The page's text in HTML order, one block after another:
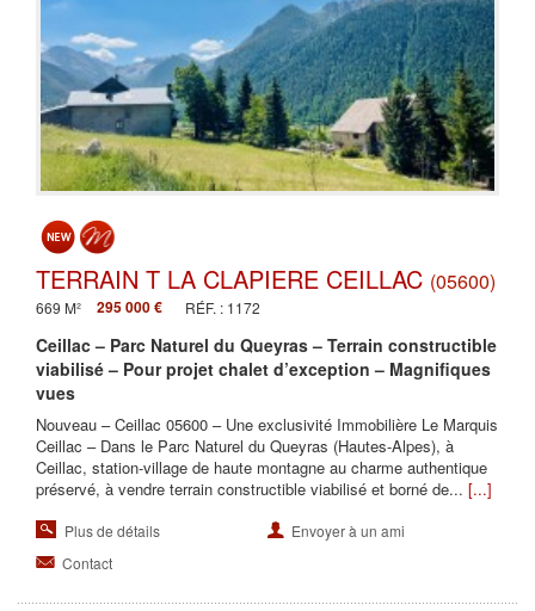
TERRAIN T LA CLAPIERE CEILLAC (05600)
669 M² 295 000 € RÉF. : 1172
Ceillac – Parc Naturel du Queyras – Terrain constructible
viabilisé – Pour projet chalet d’exception – Magnifiques
vues
Nouveau – Ceillac 05600 – Une exclusivité Immobilière Le Marquis
Ceillac – Dans le Parc Naturel du Queyras (Hautes-Alpes), à
Ceillac, station-village de haute montagne au charme authentique
préservé, à vendre terrain constructible viabilisé et borné de... [...]
Plus de détails
Envoyer à un ami
Contact